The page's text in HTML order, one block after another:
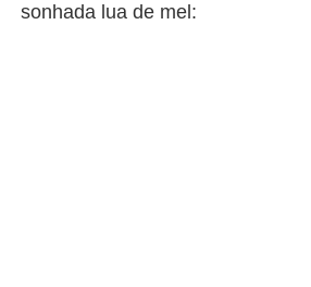
sonhada lua de mel: